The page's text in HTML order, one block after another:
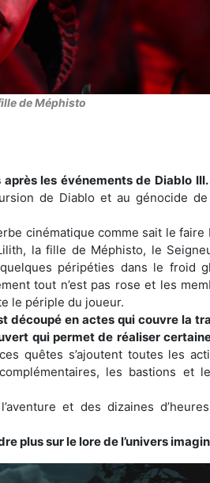
de Méphisto
les événements de Diablo III.
de Diablo et au génocide
cinématique comme sait le faire
la fille de Méphisto, le
péripéties dans le froid
tout n’est pas rose et les
le périple du joueur.
découpé en actes qui couvre la
qui permet de réaliser
quêtes s’ajoutent toutes les
les bastions et
et des dizaines
plus sur le lore de l’univers